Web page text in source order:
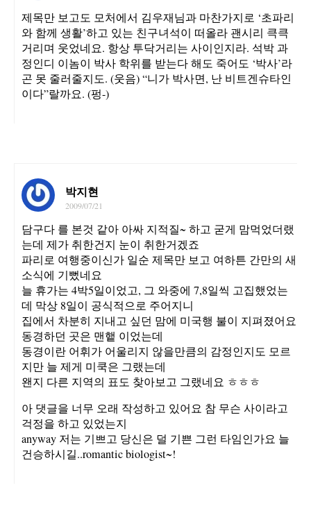
제목만 보고도 모처에서 김우재님과 마찬가지로 ‘초파리
와 함께 생활’하고 있는 친구녀석이 떠올라 괜시리 큭큭
거리며 웃었네요. 항상 투닥거리는 사이인지라. 석박 과
정인디 이놈이 박사 학위를 받는다 해도 죽어도 ‘박사’라
곤 못 줄러줄지도. (웃음) “니가 박사면, 난 비트겐슈타인
이다”랄까요. (펑-)
박지현
2009/07/21
담구다 를 본것 같아 아싸 지적질~ 하고 굳게 맘먹었더랬
는데 제가 취한건지 눈이 취한거겠죠
파리로 여행중이신가 일순 제목만 보고 여하튼 간만의 새
소식에 기뻤네요
늘 휴가는 4박5일이었고, 그 와중에 7,8일씩 고집했었는
데 막상 8일이 공식적으로 주어지니
집에서 차분히 지내고 싶던 맘에 미국행 불이 지펴졌어요
동경하던 곳은 맨햍 이었는데
동경이란 어휘가 어울리지 않을만큼의 감정인지도 모르
지만 늘 제게 미쿡은 그랬는데
왠지 다른 지역의 표도 찾아보고 그랬네요 ㅎㅎㅎ
아 댓글을 너무 오래 작성하고 있어요 참 무슨 사이라고
걱정을 하고 있었는지
anyway 저는 기쁘고 당신은 덜 기쁜 그런 타임인가요 늘
건승하시길..romantic biologist~!